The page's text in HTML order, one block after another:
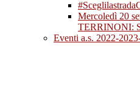
Mercoledì 20
TERRINONI:
Eventi a.s. 2022-